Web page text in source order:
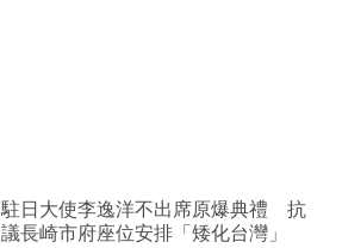
駐日大使李逸洋不出席原爆典禮 抗
議長崎市府座位安排「矮化台灣」